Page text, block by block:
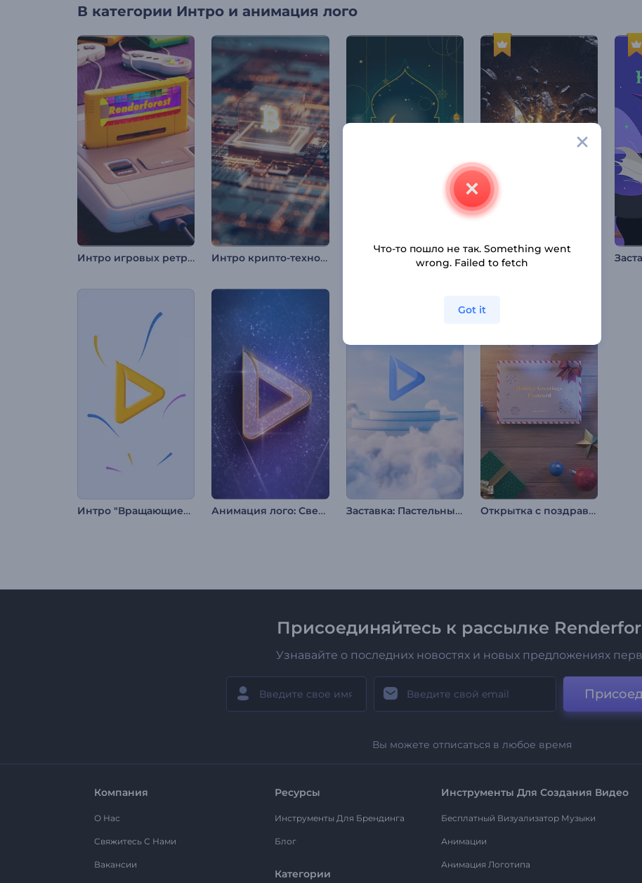
В категории Интро и анимация лого
Интро игровых ретро консолей Интро крипто-технологий Анимация Лайлат аль Мирадж
Интро "Вращающиеся разноцветные линии" Анимация лого: Сверкающий глиттер Заставка: Пастельные облака Открытка с поздравлениями с праздником
Присоединяйтесь к рассылке
Узнавайте о последних новостях и новых предложениях
Вы можете отписаться в любое время
Компания
О Нас
Свяжитесь С Нами
Вакансии
Ресурсы
Инструменты Для Брендинга
Блог
Категории
Инструменты Для Создания Видео
Бесплатный Визуализатор Музыки
Анимации
Анимация Логотипа
Что-то пошло не так. Something went
wrong. Failed to fetch
Got it